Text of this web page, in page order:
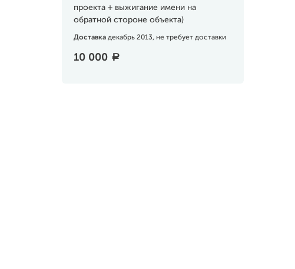
проекта + выжигание имени на
обратной стороне объекта)
Доставка декабрь 2013, не требует доставки
10 000 a